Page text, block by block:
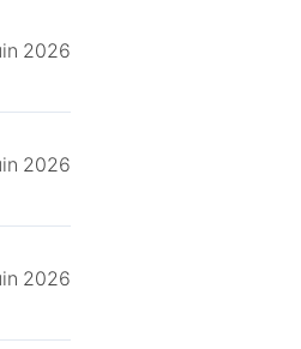
2026
2026
2026